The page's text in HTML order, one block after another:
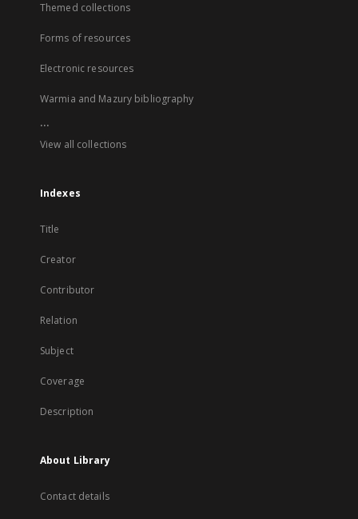
Themed collections
Forms of resources
Electronic resources
Warmia and Mazury bibliography
...
View all collections
Indexes
Title
Creator
Contributor
Relation
Subject
Coverage
Description
About Library
Contact details